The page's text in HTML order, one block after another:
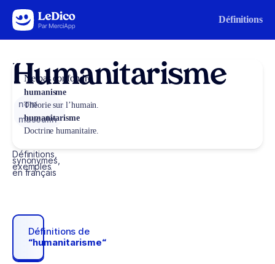
Aller au contenu Définitions
Humanitarisme
nom
masculin
Définitions,
synonymes,
exemples
en français
Définitions de
“humanitarisme“
Ne pas confondre
humanisme
Théorie sur l’humain.
humanitarisme
Doctrine humanitaire.